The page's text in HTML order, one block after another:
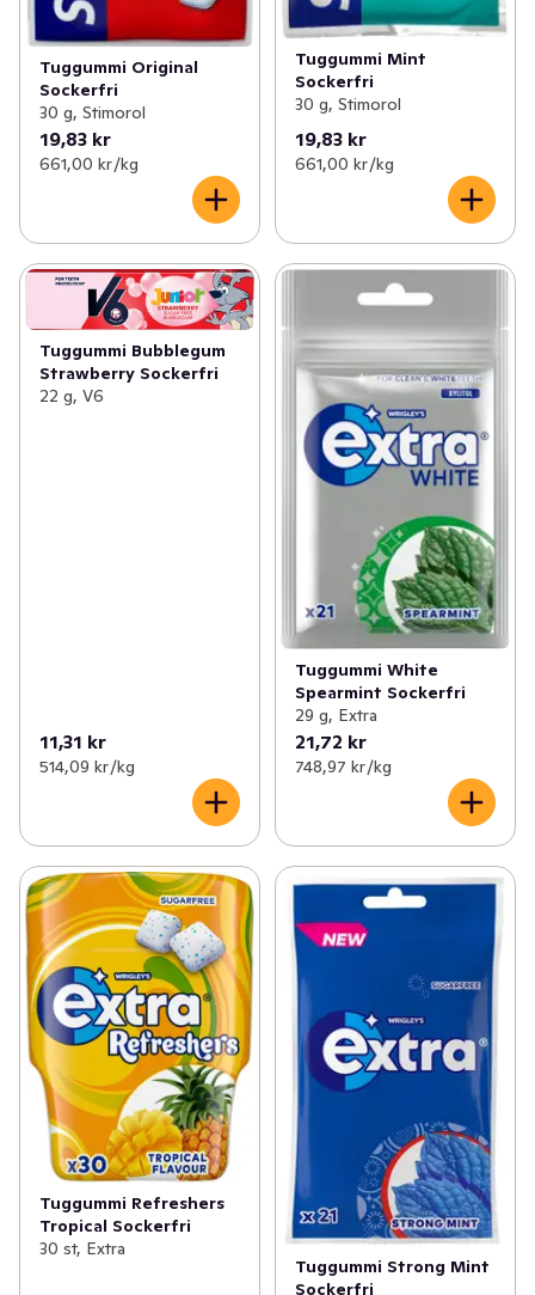
Tuggummi Original
Sockerfri
30 g, Stimorol
19,83 kr
661,00 kr /kg
Tuggummi Mint
Sockerfri
30 g, Stimorol
19,83 kr
661,00 kr /kg
Tuggummi Bubblegum
Strawberry Sockerfri
22 g, V6
11,31 kr
514,09 kr /kg
Tuggummi White
Spearmint Sockerfri
29 g, Extra
21,72 kr
748,97 kr /kg
Tuggummi Refreshers
Tropical Sockerfri
30 st, Extra
Tuggummi Strong Mint
Sockerfri